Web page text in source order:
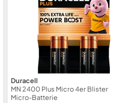
Duracell
MN 2400 Plus Micro 4er Blister
Micro-Batterie